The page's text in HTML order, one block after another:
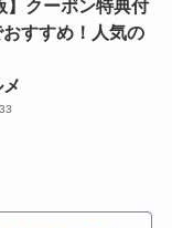
】クーポン特典付
すすめ！人気の